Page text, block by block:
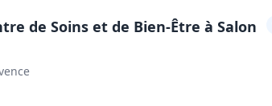
de Soins et de Bien-Être à Salon